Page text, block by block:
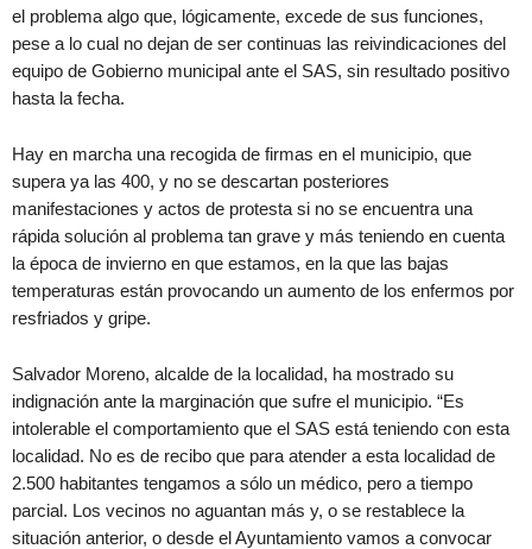
el problema algo que, lógicamente, excede de sus funciones,
pese a lo cual no dejan de ser continuas las reivindicaciones del
equipo de Gobierno municipal ante el SAS, sin resultado positivo
hasta la fecha.
Hay en marcha una recogida de firmas en el municipio, que
supera ya las 400, y no se descartan posteriores
manifestaciones y actos de protesta si no se encuentra una
rápida solución al problema tan grave y más teniendo en cuenta
la época de invierno en que estamos, en la que las bajas
temperaturas están provocando un aumento de los enfermos por
resfriados y gripe.
Salvador Moreno, alcalde de la localidad, ha mostrado su
indignación ante la marginación que sufre el municipio. “Es
intolerable el comportamiento que el SAS está teniendo con esta
localidad. No es de recibo que para atender a esta localidad de
2.500 habitantes tengamos a sólo un médico, pero a tiempo
parcial. Los vecinos no aguantan más y, o se restablece la
situación anterior, o desde el Ayuntamiento vamos a convocar